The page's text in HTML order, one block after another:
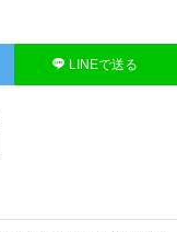
LINEで送る